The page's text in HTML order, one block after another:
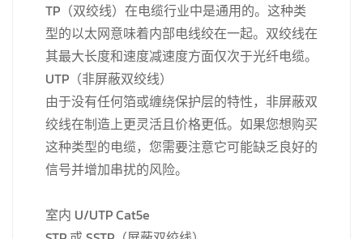
TP（双绞线）在电缆行业中是通用的。这种类
型的以太网意味着内部电线绞在一起。双绞线在
其最大长度和速度减速度方面仅次于光纤电缆。
UTP（非屏蔽双绞线）
由于没有任何箔或缠绕保护层的特性，非屏蔽双
绞线在制造上更灵活且价格更低。如果您想购买
这种类型的电缆，您需要注意它可能缺乏良好的
信号并增加串扰的风险。
室内 U/UTP Cat5e